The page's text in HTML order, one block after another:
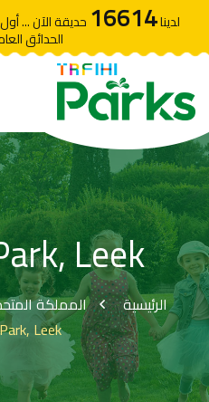
لدينا16614 حديقة الآن ...
الحدائق
Leek
الرئيسية المملكة
Leek